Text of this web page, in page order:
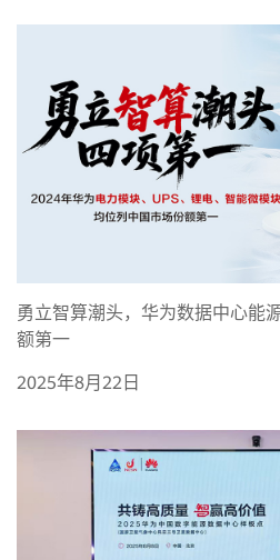
勇立智算潮头，华为数据中心能
额第一
2025年8月22日